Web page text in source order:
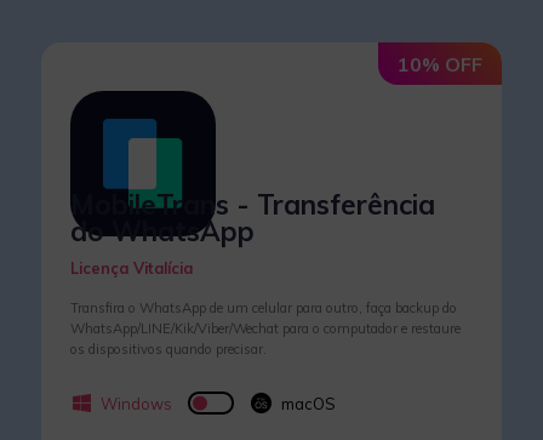
10% OFF
MobileTrans - Transferência
do WhatsApp
Licença Vitalícia
Transfira o WhatsApp de um celular para outro, faça backup do
WhatsApp/LINE/Kik/Viber/Wechat para o computador e restaure
os dispositivos quando precisar.
Windows macOS